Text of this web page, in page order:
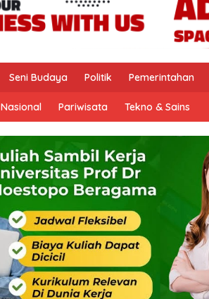
Seni Budaya Politik Pemerintahan
Nasional Pariwisata Tekno & Sains